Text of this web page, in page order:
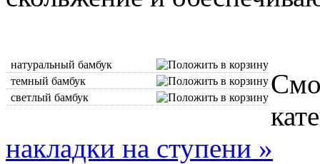
натуральный бамбук
темный бамбук
светлый бамбук
накладки на ступени »